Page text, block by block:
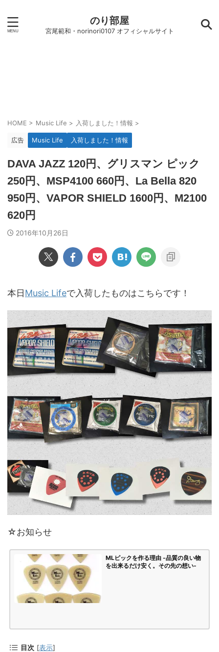
のり部屋
宮尾範和・norinori0107 オフィシャルサイト
HOME > Music Life > 入荷しました！情報 >
広告 Music Life 入荷しました！情報
DAVA JAZZ 120円、グリスマン ピック
250円、MSP4100 660円、La Bella 820
950円、VAPOR SHIELD 1600円、M2100
620円
2016年10月26日
本日Music Lifeで入荷したものはこちらです！
☆お知らせ
MLピックを作る理由 -品質の良い物
を出来るだけ安く。その先の想い-
目次 [表示]